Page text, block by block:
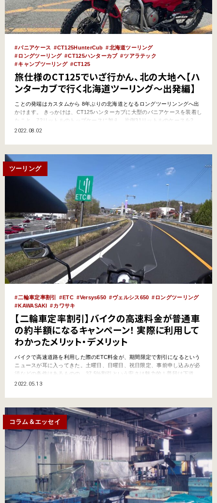
パニアケース CT125HunterCub
北海道ツーリング
ロングツーリング
CT125ハンターカブ
ツアラテック
キャンプツーリング
CT125
旅仕様のCT125でいざ行かん、北の大地へ【ハ
ンターカブで行く北海道ツーリング〜出発編】
ことの発端はカスタムから 8年ぶりの北海道となるロングツーリンングへ出
かけます。 きっかけは、CT125ハンターカブに大型のパニアケースを装着し
たこと。72リットルのトップケースに加え、片側31リットルのケースを2
つ、計134リットルの荷物を防水性能のあるケースに収納できるようになり
ーリングへ出かけたくなるのがライダーというも…
2022.08.02
ツーリング
二輪車定率割引 ETC Versys650 ヴェルシス650
ロングツーリング
KAWASAKI
カワサキ
【二輪車定率割引】バイクの高速料金が普通車
の約半額になるキャンペーン！ 実際に利用して
わかったメリット・デメリット
バイクで高速道路を利用した際のETC料金が、期間限定で割引になるという
ニュースが耳に入ってきた。土曜日、日曜日、祝日限定、事前申し込みが必
須などの条件はあるものの、37.5%割引という安さは魅力的！普段は下道
（一般道）ばかり走っている筆者だが、お得感につられて弾丸長距離ツーリ
申し込みから実際に使ってみた感想までをお届けしよう！※記…
2022.05.13
コラム＆エッセイ